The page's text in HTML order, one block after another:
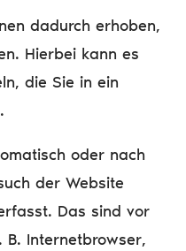
dadurch erhoben,
Hierbei kann es
die Sie in ein
oder nach
der Website
Das sind vor
B. Internetbrowser,